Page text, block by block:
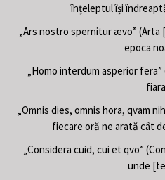
înțeleptul își
„Ars nostro spernitur ævo”
epoca
„Homo interdum asperior
„Omnis dies, omnis hora, qvam
fiecare oră ne arată cât
„Considera cuid, cui et qvo”
unde